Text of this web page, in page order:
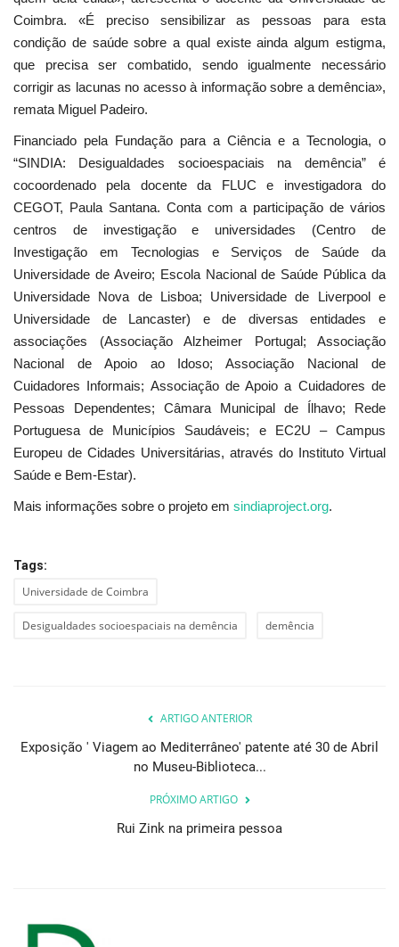
Coimbra. «É preciso sensibilizar as pessoas para esta
condição de saúde sobre a qual existe ainda algum estigma,
que precisa ser combatido, sendo igualmente necessário
corrigir as lacunas no acesso à informação sobre a demência»,
remata Miguel Padeiro.
Financiado pela Fundação para a Ciência e a Tecnologia, o
“SINDIA: Desigualdades socioespaciais na demência” é
cocoordenado pela docente da FLUC e investigadora do
CEGOT, Paula Santana. Conta com a participação de vários
centros de investigação e universidades (Centro de
Investigação em Tecnologias e Serviços de Saúde da
Universidade de Aveiro; Escola Nacional de Saúde Pública da
Universidade Nova de Lisboa; Universidade de Liverpool e
Universidade de Lancaster) e de diversas entidades e
associações (Associação Alzheimer Portugal; Associação
Nacional de Apoio ao Idoso; Associação Nacional de
Cuidadores Informais; Associação de Apoio a Cuidadores de
Pessoas Dependentes; Câmara Municipal de Ílhavo; Rede
Portuguesa de Municípios Saudáveis; e EC2U – Campus
Europeu de Cidades Universitárias, através do Instituto Virtual
Saúde e Bem-Estar).
Mais informações sobre o projeto em sindiaproject.org.
Tags:
Universidade de Coimbra
Desigualdades socioespaciais na demência demência
ARTIGO ANTERIOR
Exposição ' Viagem ao Mediterrâneo' patente até 30 de Abril
no Museu-Biblioteca...
PRÓXIMO ARTIGO
Rui Zink na primeira pessoa